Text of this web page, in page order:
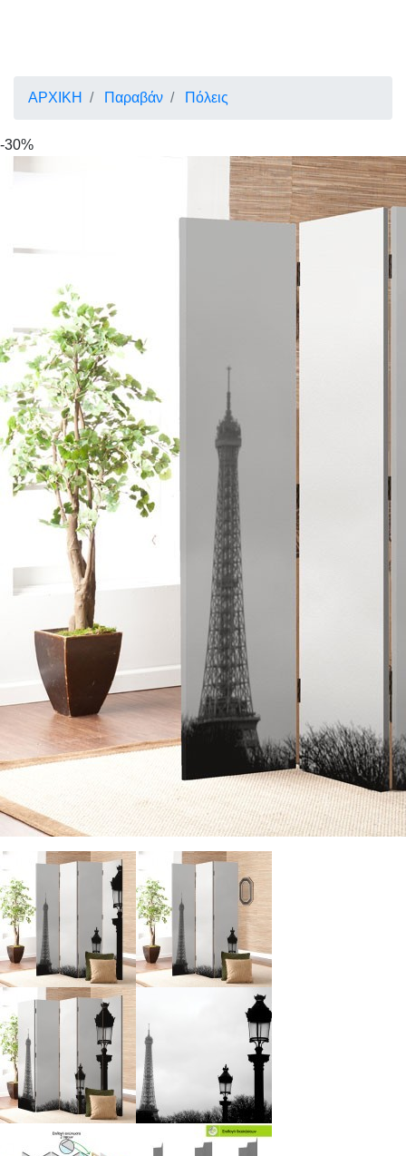
ΑΡΧΙΚΗ Παραβάν Πόλεις
-30%